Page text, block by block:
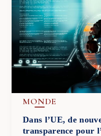
MONDE
Dans l’UE, de
transparence pour